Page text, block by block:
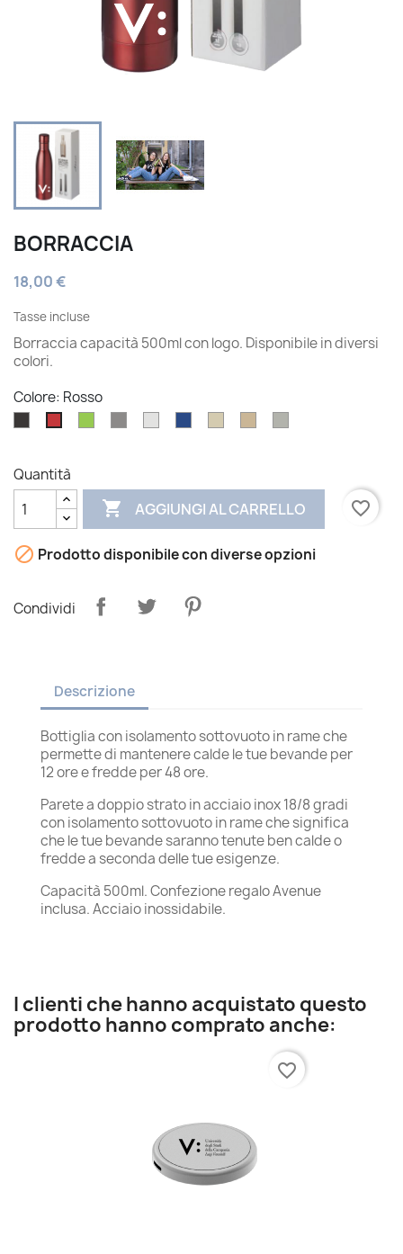
BORRACCIA
18,00 €
Tasse incluse
Borraccia capacità 500ml con logo. Disponibile in diversi
colori.
Colore: Rosso
Quantità
 AGGIUNGI AL CARRELLO favorite_border
 Prodotto disponibile con diverse opzioni
Condividi
Descrizione
Bottiglia con isolamento sottovuoto in rame che
permette di mantenere calde le tue bevande per
12 ore e fredde per 48 ore.
Parete a doppio strato in acciaio inox 18/8 gradi
con isolamento sottovuoto in rame che significa
che le tue bevande saranno tenute ben calde o
fredde a seconda delle tue esigenze.
Capacità 500ml. Confezione regalo Avenue
inclusa. Acciaio inossidabile.
I clienti che hanno acquistato questo
prodotto hanno comprato anche:
favorite_border